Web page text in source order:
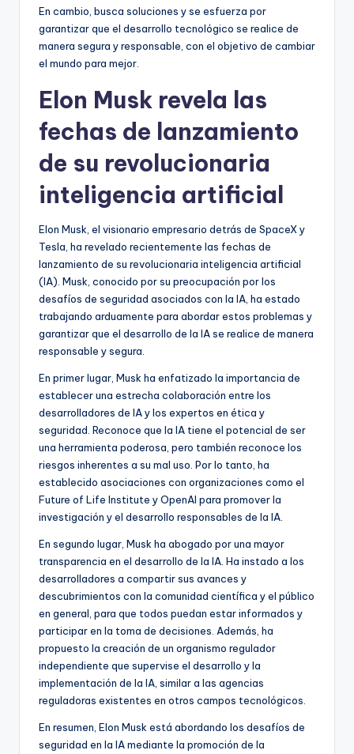
En cambio, busca soluciones y se esfuerza por
garantizar que el desarrollo tecnológico se realice de
manera segura y responsable, con el objetivo de cambiar
el mundo para mejor.
Elon Musk revela las
fechas de lanzamiento
de su revolucionaria
inteligencia artificial
Elon Musk, el visionario empresario detrás de SpaceX y
Tesla, ha revelado recientemente las fechas de
lanzamiento de su revolucionaria inteligencia artificial
(IA). Musk, conocido por su preocupación por los
desafíos de seguridad asociados con la IA, ha estado
trabajando arduamente para abordar estos problemas y
garantizar que el desarrollo de la IA se realice de manera
responsable y segura.
En primer lugar, Musk ha enfatizado la importancia de
establecer una estrecha colaboración entre los
desarrolladores de IA y los expertos en ética y
seguridad. Reconoce que la IA tiene el potencial de ser
una herramienta poderosa, pero también reconoce los
riesgos inherentes a su mal uso. Por lo tanto, ha
establecido asociaciones con organizaciones como el
Future of Life Institute y OpenAI para promover la
investigación y el desarrollo responsables de la IA.
En segundo lugar, Musk ha abogado por una mayor
transparencia en el desarrollo de la IA. Ha instado a los
desarrolladores a compartir sus avances y
descubrimientos con la comunidad científica y el público
en general, para que todos puedan estar informados y
participar en la toma de decisiones. Además, ha
propuesto la creación de un organismo regulador
independiente que supervise el desarrollo y la
implementación de la IA, similar a las agencias
reguladoras existentes en otros campos tecnológicos.
En resumen, Elon Musk está abordando los desafíos de
seguridad en la IA mediante la promoción de la